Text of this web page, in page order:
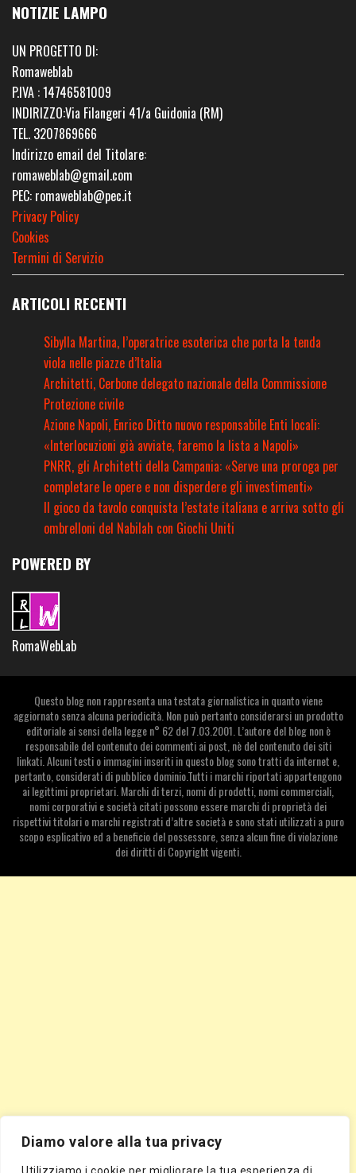
Diamo valore alla tua privacy
NOTIZIE LAMPO
UN PROGETTO DI:
Romaweblab
P.IVA : 14746581009
INDIRIZZO:Via Filangeri 41/a Guidonia (RM)
TEL. 3207869666
Indirizzo email del Titolare:
romaweblab@gmail.com
PEC: romaweblab@pec.it
Privacy Policy
Cookies
Termini di Servizio
ARTICOLI RECENTI
Sibylla Martina, l’operatrice esoterica che porta la tenda
viola nelle piazze d’Italia
Architetti, Cerbone delegato nazionale della Commissione
Protezione civile
Azione Napoli, Enrico Ditto nuovo responsabile Enti locali:
«Interlocuzioni già avviate, faremo la lista a Napoli»
PNRR, gli Architetti della Campania: «Serve una proroga per
completare le opere e non disperdere gli investimenti»
Il gioco da tavolo conquista l’estate italiana e arriva sotto gli
ombrelloni del Nabilah con Giochi Uniti
POWERED BY
RomaWebLab
Questo blog non rappresenta una testata giornalistica in quanto viene
aggiornato senza alcuna periodicità. Non può pertanto considerarsi un prodotto
editoriale ai sensi della legge n° 62 del 7.03.2001. L’autore del blog non è
responsabile del contenuto dei commenti ai post, nè del contenuto dei siti
linkati. Alcuni testi o immagini inseriti in questo blog sono tratti da internet e,
pertanto, considerati di pubblico dominio.Tutti i marchi riportati appartengono
ai legittimi proprietari. Marchi di terzi, nomi di prodotti, nomi commerciali,
nomi corporativi e società citati possono essere marchi di proprietà dei
rispettivi titolari o marchi registrati d’altre società e sono stati utilizzati a puro
scopo esplicativo ed a beneficio del possessore, senza alcun fine di violazione
dei diritti di Copyright vigenti.